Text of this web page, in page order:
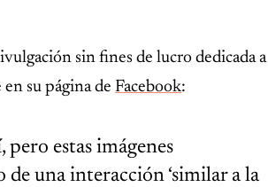
sin fines de lucro dedicada a
su página de Facebook:
pero estas imágenes
de una interacción ‘similar a la